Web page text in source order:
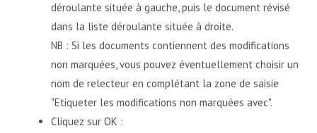
déroulante située à gauche, puis le document révisé
dans la liste déroulante située à droite.
NB : Si les documents contiennent des modifications
non marquées, vous pouvez éventuellement choisir un
nom de relecteur en complétant la zone de saisie
"Etiqueter les modifications non marquées avec".
Cliquez sur OK :